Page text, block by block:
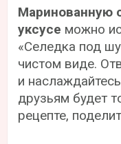
Маринованную
уксусе можно
«Селедка под
чистом виде.
и
друзьям будет
рецепте,